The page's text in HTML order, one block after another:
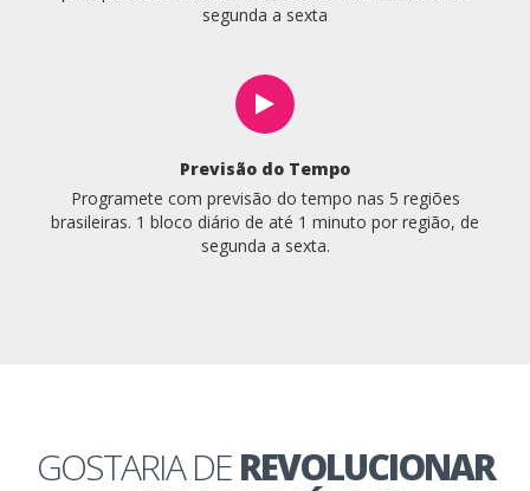
segunda a sexta
Previsão do Tempo
Programete com previsão do tempo nas 5 regiões
brasileiras. 1 bloco diário de até 1 minuto por região, de
segunda a sexta.
GOSTARIA DEREVOLUCIONAR